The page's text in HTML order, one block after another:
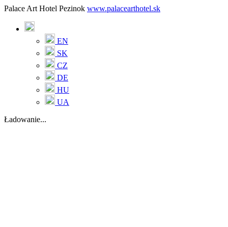
Palace Art Hotel Pezinok www.palacearthotel.sk
EN
SK
CZ
DE
HU
UA
Ładowanie...